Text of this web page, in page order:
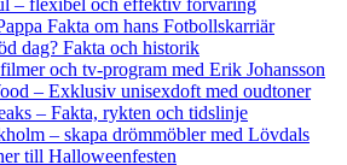
Fakta om hans Fotbollskarriär
dag? Fakta och historik
och tv-program med Erik Johansson
– Exklusiv unisexdoft med oudtoner
– Fakta, rykten och tidslinje
– skapa drömmöbler med Lövdals
till Halloweenfesten